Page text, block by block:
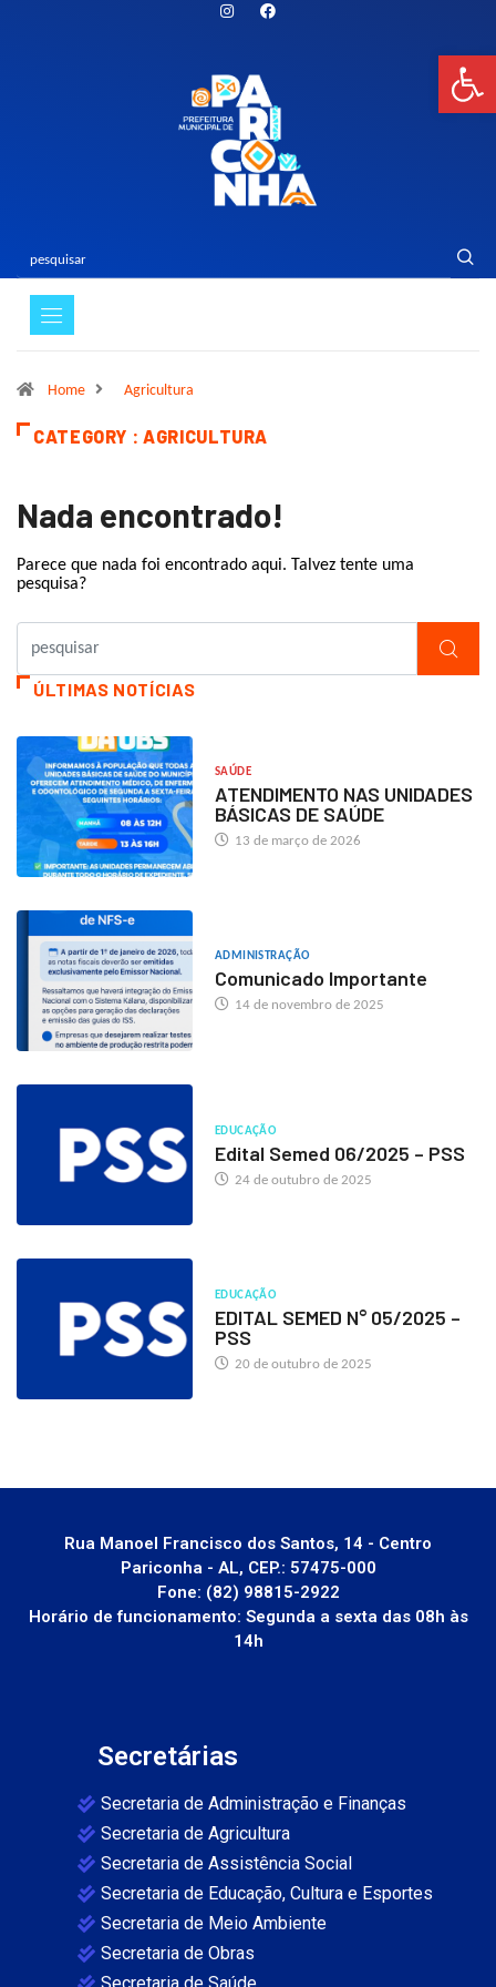
Home Agricultura
CATEGORY : AGRICULTURA
Nada encontrado!
Parece que nada foi encontrado aqui. Talvez tente uma
pesquisa?
ÚLTIMAS NOTÍCIAS
SAÚDE
ATENDIMENTO NAS UNIDADES
BÁSICAS DE SAÚDE
13 de março de 2026
ADMINISTRAÇÃO
Comunicado Importante
14 de novembro de 2025
EDUCAÇÃO
Edital Semed 06/2025 – PSS
24 de outubro de 2025
EDUCAÇÃO
EDITAL SEMED N° 05/2025 –
PSS
20 de outubro de 2025
Rua Manoel Francisco dos Santos, 14 - Centro
Pariconha - AL, CEP.: 57475-000
Fone: (82) 98815-2922
Horário de funcionamento: Segunda a sexta das 08h às
14h
Secretárias
Secretaria de Administração e Finanças
Secretaria de Agricultura
Secretaria de Assistência Social
Secretaria de Educação, Cultura e Esportes
Secretaria de Meio Ambiente
Secretaria de Obras